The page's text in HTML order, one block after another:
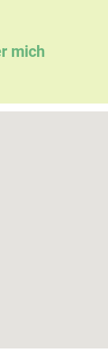
mich